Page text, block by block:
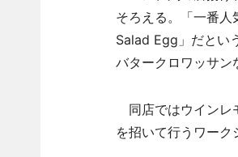
そろえる。「一番
Salad Egg」だとい
バタークロワッサン
同店ではウインレ
を招いて行うワーク